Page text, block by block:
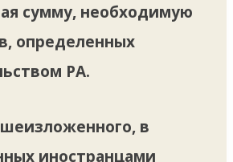
сумму, необходимую
определенных
РА.
в
иностранцами